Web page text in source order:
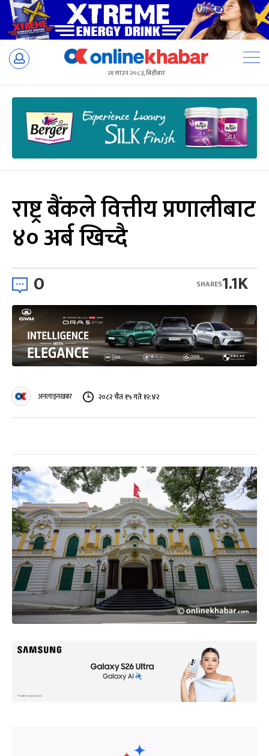
Skip
२१ साउन २०८३, बिहीबार
राष्ट्र बैंकले वित्तीय प्रणालीबाट
४० अर्ब खिच्दै
0 1.1K
SHARES
अनलाइनखबर २०८२ चैत १५ गते १२:४२